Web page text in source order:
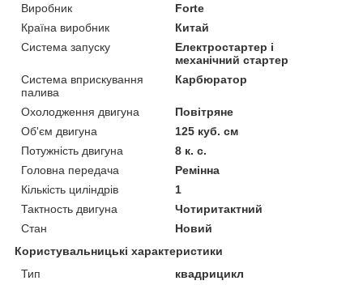
Виробник
Forte
Країна виробник
Китай
Система запуску
Електростартер і
механічний стартер
Система вприскування
палива
Карбюратор
Охолодження двигуна
Повітряне
Об'єм двигуна
125 куб. см
Потужність двигуна
8 к. с.
Головна передача
Ремінна
Кількість циліндрів
1
Тактность двигуна
Чотиритактний
Стан
Новий
Користувальницькі характеристики
Тип
квадрицикл